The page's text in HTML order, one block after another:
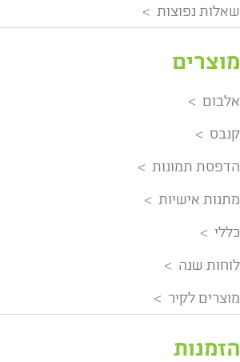
שאלות נפוצות
מוצרים
אלבום
קנבס
הדפסת תמונות
מתנות אישיות
כללי
לוחות שנה
מוצרים לקיר
הזמנות